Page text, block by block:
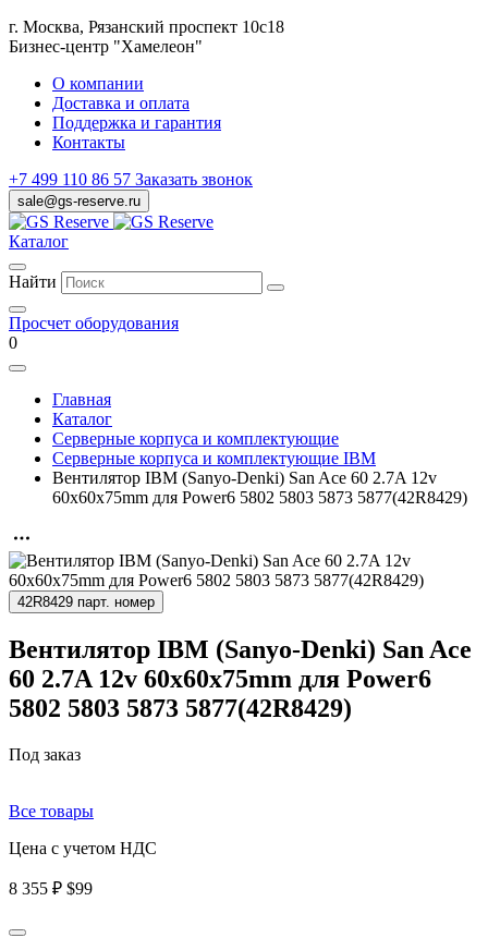
г. Москва, Рязанский проспект 10с18
Бизнес-центр "Хамелеон"
О компании
Доставка и оплата
Поддержка и гарантия
Контакты
+7 499 110 86 57 Заказать звонок
sale@gs-reserve.ru
Каталог
Найти
Просчет оборудования
0
Главная
Каталог
Серверные корпуса и комплектующие
Серверные корпуса и комплектующие IBM
Вентилятор IBM (Sanyo-Denki) San Ace 60 2.7A 12v
60x60x75mm для Power6 5802 5803 5873 5877(42R8429)
42R8429 парт. номер
Вентилятор IBM (Sanyo-Denki) San Ace
60 2.7A 12v 60x60x75mm для Power6
5802 5803 5873 5877(42R8429)
Под заказ
Все товары
Цена с учетом НДС
8 355 ₽ $99